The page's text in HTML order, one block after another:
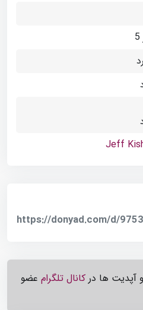
Jeff
https://donyad.com/d/
ها درکانال تلگرامعضو